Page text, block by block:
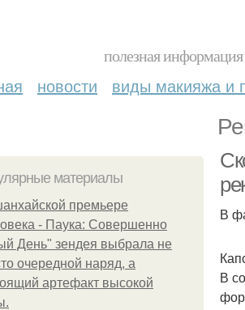
полезная
новости виды макияжа и
материалы
премьере
- Паука: Совершенно
День" зендея выбрала не
очередной наряд, а
артефакт высокой
В
В